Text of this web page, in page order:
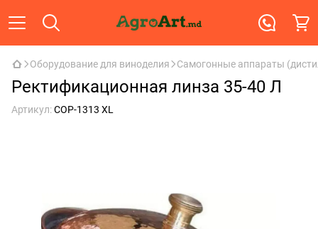
Оборудование для виноделия Самогонные аппараты
Ректификационная линза 35-40 Л
Артикул:COP-1313 XL